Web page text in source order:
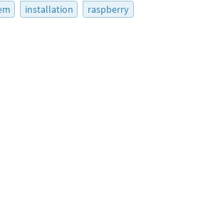
installation raspberry